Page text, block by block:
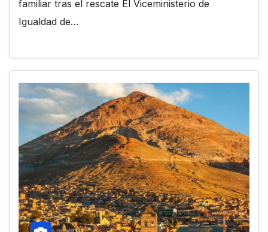
familiar tras el rescate El Viceministerio de
Igualdad de…